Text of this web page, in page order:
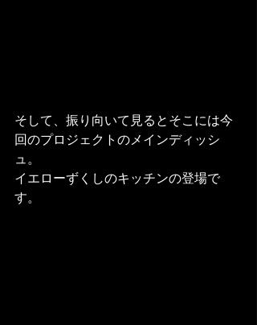
そして、振り向いて見るとそこには今
回のプロジェクトのメインディッシ
ュ。
イエローずくしのキッチンの登場で
す。